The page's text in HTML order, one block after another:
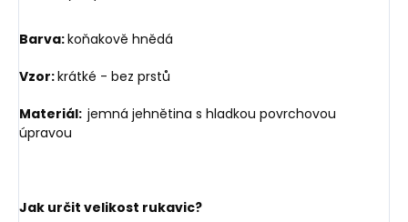
Barva:koňakově hnědá
Vzor:krátké - bez prstů
Materiál: jemná jehnětina s hladkou povrchovou
úpravou
Jak určit velikost rukavic?